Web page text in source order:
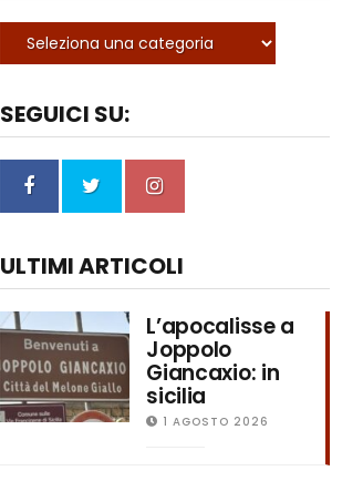
SEGUICI SU:
ULTIMI ARTICOLI
L’apocalisse a
Joppolo
Giancaxio: in
sicilia
1 AGOSTO 2026